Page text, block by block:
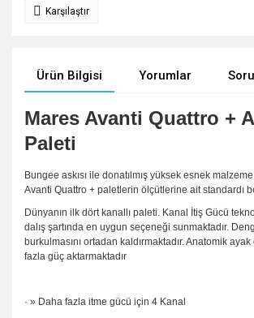
Karşılaştır
Ürün Bilgisi Yorumlar
Mares Avanti Quattro +
Paleti
Bungee askısı ile donatılmış yüksek esnek
Avanti Quattro + paletlerin ölçütlerine ait standardı
Dünyanın ilk dört kanallı paleti. Kanal İtiş Gücü
dalış şartında en uygun seçeneği sunmaktadır.
burkulmasını ortadan kaldırmaktadır. Anatomik
fazla güç aktarmaktadır
· » Daha fazla itme gücü için 4 Kanal